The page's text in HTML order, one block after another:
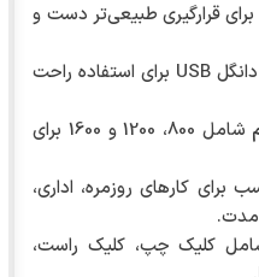
برای قرارگیری طبیعی‌تر دست و
با دانگل USB برای استفاده راحت
شامل 800، 1200 و 1600 برای
برای کارهای روزمره، اداری،
کلیک چپ، کلیک راست،